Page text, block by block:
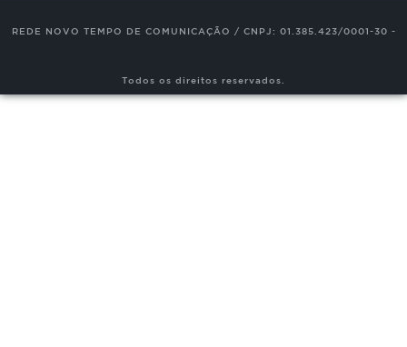
REDE NOVO TEMPO DE COMUNICAÇÃO / CNPJ: 01.385.423/0001-30 -
Todos os direitos reservados.